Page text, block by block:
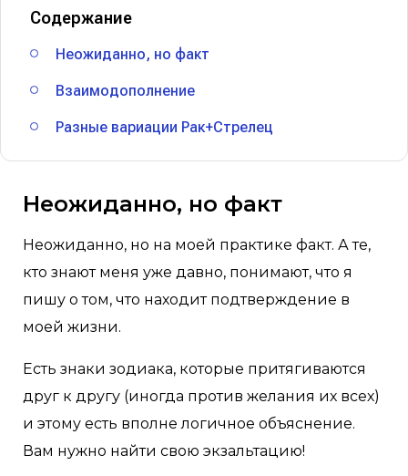
Содержание
Неожиданно, но факт
Взаимодополнение
Разные вариации Рак+Стрелец
Неожиданно, но факт
Неожиданно, но на моей практике факт. А те,
кто знают меня уже давно, понимают, что я
пишу о том, что находит подтверждение в
моей жизни.
Есть знаки зодиака, которые притягиваются
друг к другу (иногда против желания их всех)
и этому есть вполне логичное объяснение.
Вам нужно найти свою экзальтацию!